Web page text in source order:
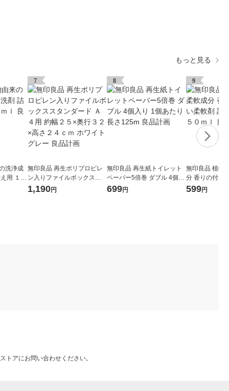
もっと見る
洗浄成
用 １０
7
無印良品 再生ポリプロピレ
ン入りファイルボックスス
タンダード Ａ４用 約幅２５
1,190円
8
無印良品 再生紙トイレット
ペーパー5倍巻 ダブル 4個入
り 1個あたり長さ125m 良品
699円
9
無印良品 植物
分 香りの付か
替え用 １０５
599円
トアにお問い合わせください。